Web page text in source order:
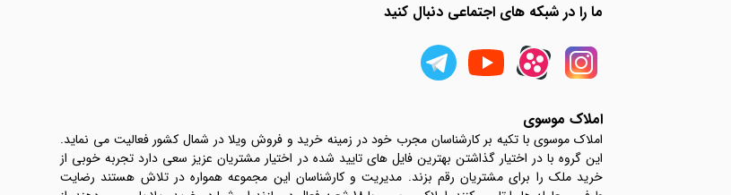
ما را در شبکه های اجتماعی دنبال کنید
املاک موسوی
املاک موسوی با تکیه بر کارشناسان مجرب خود در زمینه خرید و فروش ویلا در شمال کشور فعالیت می نماید.
این گروه با در اختیار گذاشتن بهترین فایل های تایید شده در اختیار مشتریان عزیز سعی دارد تجربه خوبی از
خرید ملک را برای مشتریان رقم بزند. مدیریت و کارشناسان این مجموعه همواره در تلاش هستند رضایت